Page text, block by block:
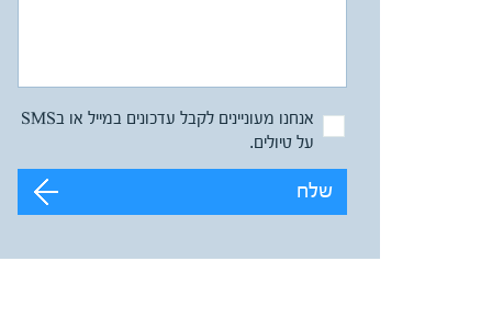
אנחנו מעוניינים לקבל עדכונים במייל או בSMS
על טיולים.
שלח